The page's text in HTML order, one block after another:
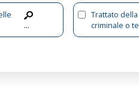
...
Trattato
criminale o
istruzione